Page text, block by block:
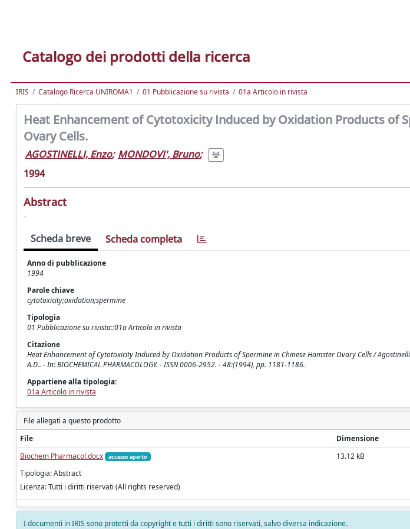
Catalogo dei prodotti della ricerca
IRIS Catalogo Ricerca UNIROMA1 01 Pubblicazione su rivista 01a Articolo in rivista
Heat Enhancement of Cytotoxicity Induced by Oxidation Products of
Ovary Cells.
AGOSTINELLI, Enzo; MONDOVI', Bruno;
1994
Abstract
-
Scheda breve Scheda completa
Anno di pubblicazione
1994
Parole chiave
cytotoxicity;oxidation;spermine
Tipologia
01 Pubblicazione su rivista::01a Articolo in rivista
Citazione
Heat Enhancement of Cytotoxicity Induced by Oxidation Products of Spermine in Chinese Hamster Ovary Cells / Agostinelli,
A.D.. - In: BIOCHEMICAL PHARMACOLOGY. - ISSN 0006-2952. - 48:(1994), pp. 1181-1186.
Appartiene alla tipologia:
01a Articolo in rivista
File allegati a questo prodotto
File
Dimensione
Biochem Pharmacol.docx
accesso aperto
Tipologia: Abstract
Licenza: Tutti i diritti riservati (All rights reserved)
13.12 kB
I documenti in IRIS sono protetti da copyright e tutti i diritti sono riservati, salvo diversa indicazione.